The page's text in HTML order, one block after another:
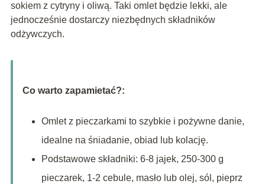
sokiem z cytryny i oliwą. Taki omlet będzie lekki, ale
jednocześnie dostarczy niezbędnych składników
odżywczych.
Co warto zapamietać?:
Omlet z pieczarkami to szybkie i pożywne danie,
idealne na śniadanie, obiad lub kolację.
Podstawowe składniki: 6-8 jajek, 250-300 g
pieczarek, 1-2 cebule, masło lub olej, sól, pieprz